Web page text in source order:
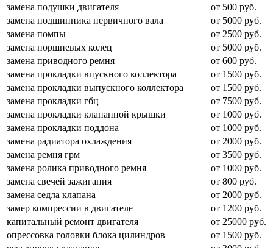
замена подушки двигателя
от 500 руб.
замена подшипника первичного вала
от 5000 руб.
замена помпы
от 2500 руб.
замена поршневых колец
от 5000 руб.
замена приводного ремня
от 600 руб.
замена прокладки впускного коллектора
от 1500 руб.
замена прокладки выпускного коллектора
от 1500 руб.
замена прокладки гбц
от 7500 руб.
замена прокладки клапанной крышки
от 1000 руб.
замена прокладки поддона
от 1000 руб.
замена радиатора охлаждения
от 2000 руб.
замена ремня грм
от 3500 руб.
замена ролика приводного ремня
от 1000 руб.
замена свечей зажигания
от 800 руб.
замена седла клапана
от 2000 руб.
замер компрессии в двигателе
от 1200 руб.
капитальный ремонт двигателя
от 25000 руб.
опрессовка головки блока цилиндров
от 1500 руб.